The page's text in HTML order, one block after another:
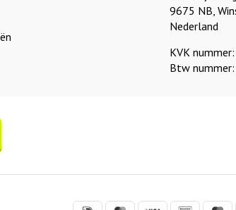
9675 NB,
Nederland
KVK
Btw